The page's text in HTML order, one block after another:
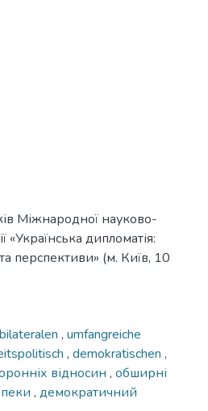
Міжнародної науково-
дипломатія:
перспективи» (м. Київ, 10
, umfangreiche
, demokratischen ,
відносин , обширні
, демократичний